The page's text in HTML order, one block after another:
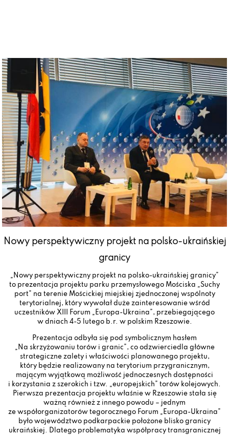
Nowy perspektywiczny projekt na polsko-ukraińskiej
granicy
„Nowy perspektywiczny projekt na polsko-ukraińskiej granicy”
to prezentacja projektu parku przemysłowego Mościska „Suchy
port” na terenie Mościckiej miejskiej zjednoczonej wspólnoty
terytorialnej, który wywołał duże zainteresowanie wśród
uczestników XIII Forum „Europa-Ukraina”, przebiegającego
w dniach 4-5 lutego b.r. w polskim Rzeszowie.
Prezentacja odbyła się pod symbolicznym hasłem
„Na skrzyżowaniu torów i granic”, co odzwierciedla główne
strategiczne zalety i właściwości planowanego projektu,
który będzie realizowany na terytorium przygranicznym,
mającym wyjątkową możliwość jednoczesnych dostępności
i korzystania z szerokich i tzw. „europejskich” torów kolejowych.
Pierwsza prezentacja projektu właśnie w Rzeszowie stała się
ważną również z innego powodu – jednym
ze współorganizatorów tegorocznego Forum „Europa-Ukraina”
było województwo podkarpackie położone blisko granicy
ukraińskiej. Dlatego problematyka współpracy transgranicznej